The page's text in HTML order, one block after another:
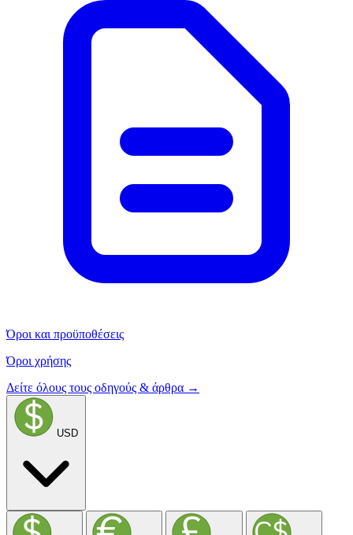
Όροι και προϋποθέσεις
Όροι χρήσης
Δείτε όλους τους οδηγούς & άρθρα →
USD